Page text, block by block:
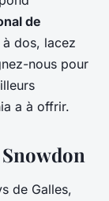
de
dos, lacez
nous pour
a à offrir.
de Galles,